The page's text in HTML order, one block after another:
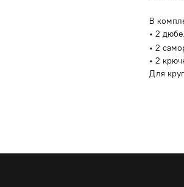
В
• 2
• 2
• 2
Для